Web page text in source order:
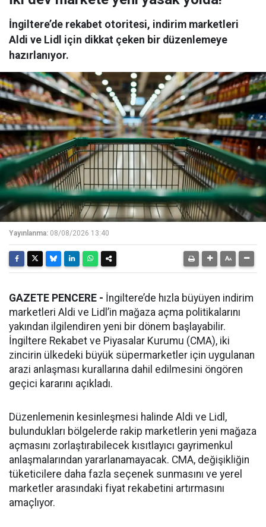
İngiltere’de rekabet otoritesi, indirim marketleri
Aldi ve Lidl için dikkat çeken bir düzenlemeye
hazırlanıyor.
Yayınlanma: 08/08/2026 13:40
GAZETE PENCERE - İngiltere’de hızla büyüyen indirim
marketleri Aldi ve Lidl’in mağaza açma politikalarını
yakından ilgilendiren yeni bir dönem başlayabilir.
İngiltere Rekabet ve Piyasalar Kurumu (CMA), iki
zincirin ülkedeki büyük süpermarketler için uygulanan
arazi anlaşması kurallarına dahil edilmesini öngören
geçici kararını açıkladı.
Düzenlemenin kesinleşmesi halinde Aldi ve Lidl,
bulundukları bölgelerde rakip marketlerin yeni mağaza
açmasını zorlaştırabilecek kısıtlayıcı gayrimenkul
anlaşmalarından yararlanamayacak. CMA, değişikliğin
tüketicilere daha fazla seçenek sunmasını ve yerel
marketler arasındaki fiyat rekabetini artırmasını
amaçlıyor.